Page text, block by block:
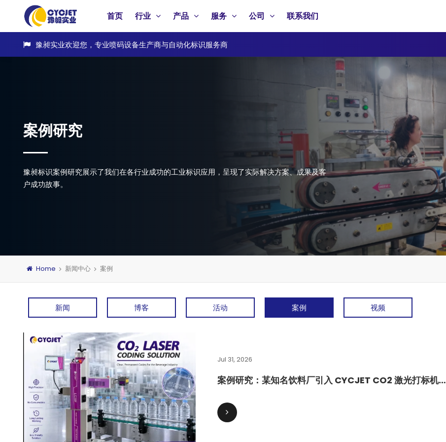
首页 行业 产品 服务 公司 联系我们
豫昶实业欢迎您，专业喷码设备生产商与自动化标识服务商
案例研究
豫昶标识案例研究展示了我们在各行业成功的工业标识应用，呈现了实际解决方案、成果及客
户成功故事。
Home 新闻中心 案例
新闻 博客 活动 案例 视频
Jul 31, 2026
案例研究：某知名饮料厂引入 CYCJET CO2 激光打标机，